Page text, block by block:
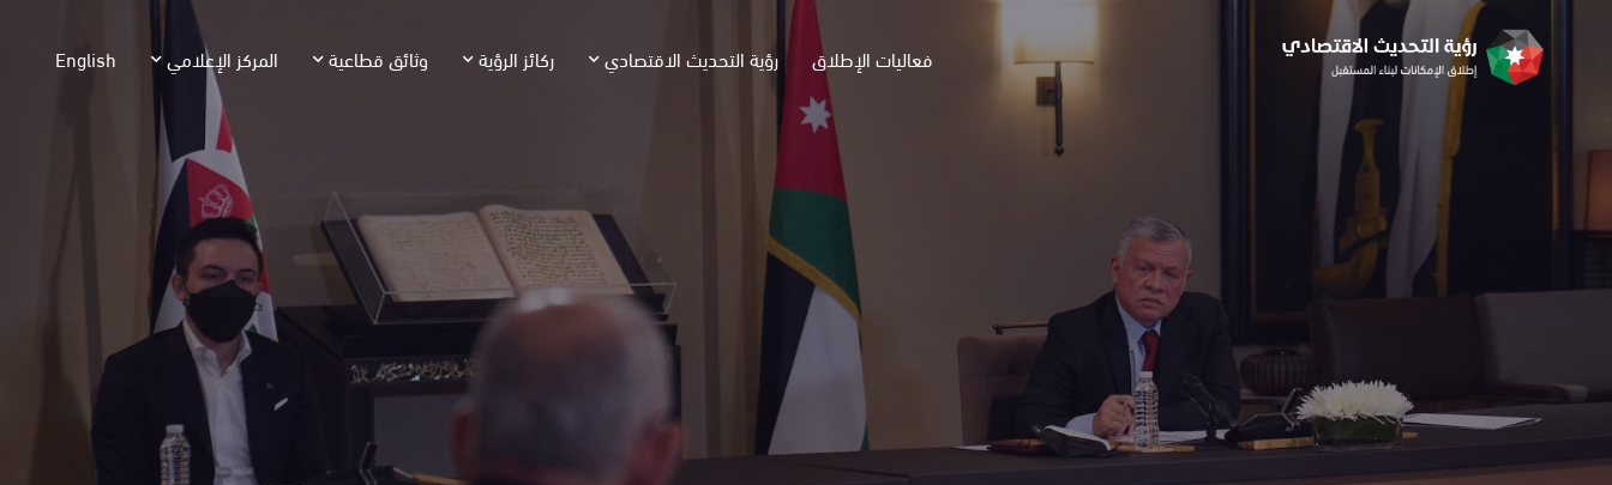
فعاليات الإطلاق رؤية التحديث الاقتصادي ركائز الرؤية وثائق قطاعية المركز الإعلامي English